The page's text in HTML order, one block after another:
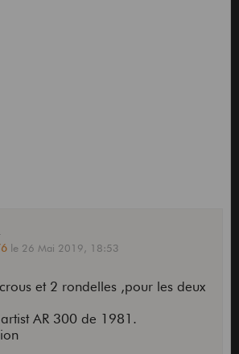
le 26 Mai 2019, 18:53
et 2 rondelles ,pour les deux
AR 300 de 1981.